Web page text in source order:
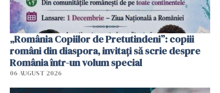
„România Copiilor de Pretutindeni”: copiii
români din diaspora, invitați să scrie despre
România într-un volum special
06 AUGUST 2026